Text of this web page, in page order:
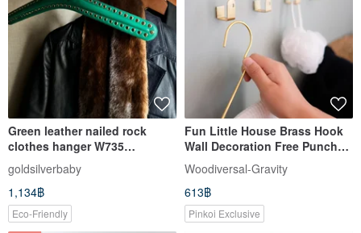
Green leather nailed rock
clothes hanger W735
purchased in Belgium
goldsilverbaby
1,134฿
Eco-Friendly
Fun Little House Brass Hook
Wall Decoration Free Punch
Multiple Piece Into Mother's
Day Gift Christmas Gift
Woodiversal-Gravity
613฿
Pinkoi Exclusive